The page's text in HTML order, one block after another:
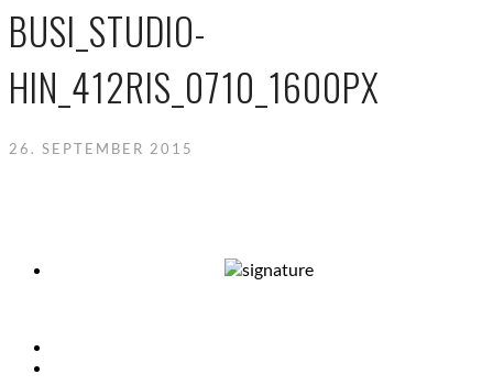
BUSI_STUDIO-
HIN_412RIS_0710_1600PX
26. SEPTEMBER 2015